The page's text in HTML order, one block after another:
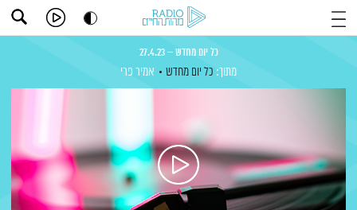
כל יום מחדש – 27.4.23
מתוך: כל יום מחדש אמיר פרי